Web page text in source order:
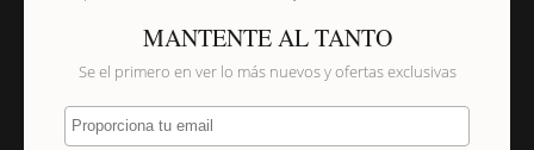
MANTENTE AL TANTO
Se el primero en ver lo más nuevos y ofertas exclusivas
Proporciona tu email